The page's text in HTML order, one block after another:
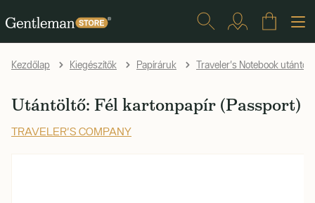
Kezdőlap Kiegészítők Papíráruk Traveler's Notebook
Utántöltő: Fél kartonpapír (Passport)
TRAVELER'S COMPANY